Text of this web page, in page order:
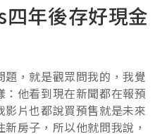
年後存好現金
，就是觀眾問我的，我覺
他看到現在新聞都在報預
片也都說買預售就是未來
房子，所以他就問我說，